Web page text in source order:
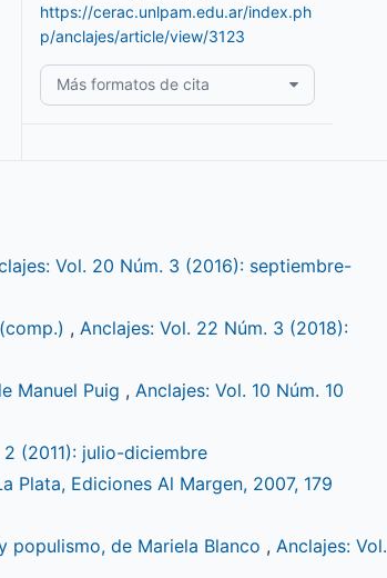
https://cerac.unlpam.edu.ar/index.ph
p/anclajes/article/view/3123
Más formatos de cita
Vol. 20 Núm. 3 (2016): septiembre-
, Anclajes: Vol. 22 Núm. 3 (2018):
Manuel Puig , Anclajes: Vol. 10 Núm. 10
2 (2011): julio-diciembre
Plata, Ediciones Al Margen, 2007, 179
populismo, de Mariela Blanco , Anclajes: Vol.